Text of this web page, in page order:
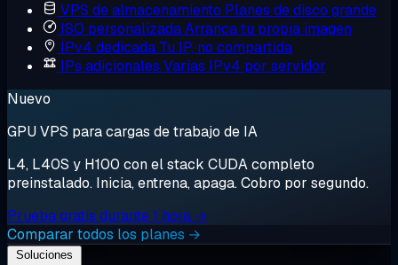
VPS de almacenamiento Planes de disco grande
ISO personalizadaArranca tu propia imagen
IPv4 dedicada Tu IP, no compartida
IPs adicionales Varias IPv4 por servidor
Nuevo
GPU VPS para cargas de trabajo de IA
L4, L40S y H100 con el stack CUDA completo
preinstalado. Inicia, entrena, apaga. Cobro por segundo.
Prueba gratis durante 1 hora →
Comparar todos los planes →